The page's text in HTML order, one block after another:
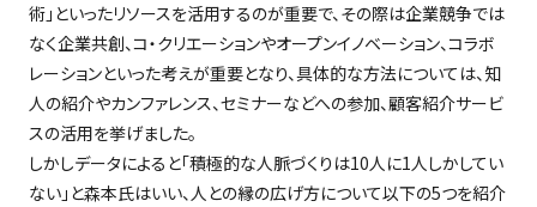
術」といったリソースを活用するのが重要で、その際は企業競争では
なく企業共創、コ・クリエーションやオープンイノベーション、コラボ
レーションといった考えが重要となり、具体的な方法については、知
人の紹介やカンファレンス、セミナーなどへの参加、顧客紹介サービ
スの活用を挙げました。
しかしデータによると「積極的な人脈づくりは10人に1人しかしてい
ない」と森本氏はいい、人との縁の広げ方について以下の5つを紹介